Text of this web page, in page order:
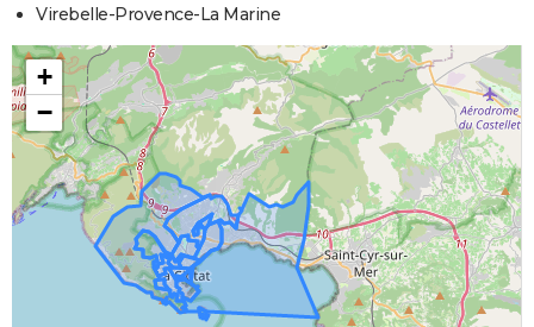
Virebelle-Provence-La Marine
+
−